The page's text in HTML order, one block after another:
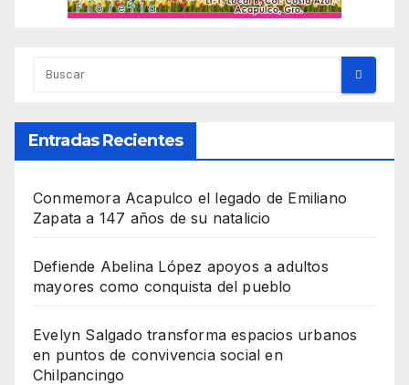
Entradas Recientes
Conmemora Acapulco el legado de Emiliano
Zapata a 147 años de su natalicio
Defiende Abelina López apoyos a adultos
mayores como conquista del pueblo
Evelyn Salgado transforma espacios urbanos
en puntos de convivencia social en
Chilpancingo